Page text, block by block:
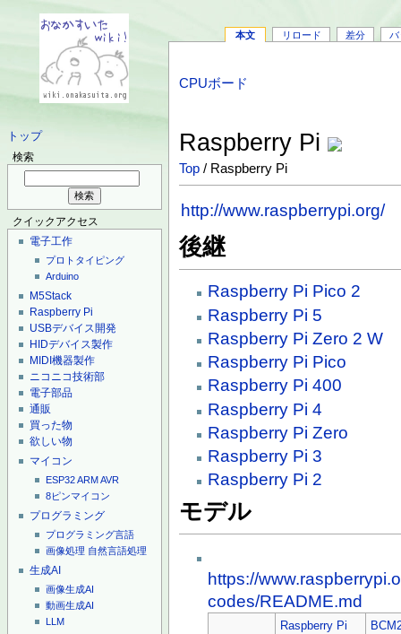
トップ
検索
クイックアクセス
電子工作
プロトタイピング
Arduino
M5Stack
Raspberry Pi
USBデバイス開発
HIDデバイス製作
MIDI機器製作
ニコニコ技術部
電子部品
通販
買った物
欲しい物
マイコン
ESP32ARMAVR
8ピンマイコン
プログラミング
プログラミング言語
画像処理 自然言語処理
生成AI
画像生成AI
動画生成AI
LLM
本文 リロード 差分 バ
CPUボード
Raspberry Pi
Top / Raspberry Pi
http://www.raspberrypi.org/
後継
Raspberry Pi Pico 2
Raspberry Pi 5
Raspberry Pi Zero 2 W
Raspberry Pi Pico
Raspberry Pi 400
Raspberry Pi 4
Raspberry Pi Zero
Raspberry Pi 3
Raspberry Pi 2
モデル
https://
codes/README.md
Raspberry Pi